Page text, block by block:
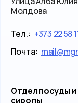
Молдова
Тел.: +373 22 58
Почта:
Отдел посуды и
сиропы